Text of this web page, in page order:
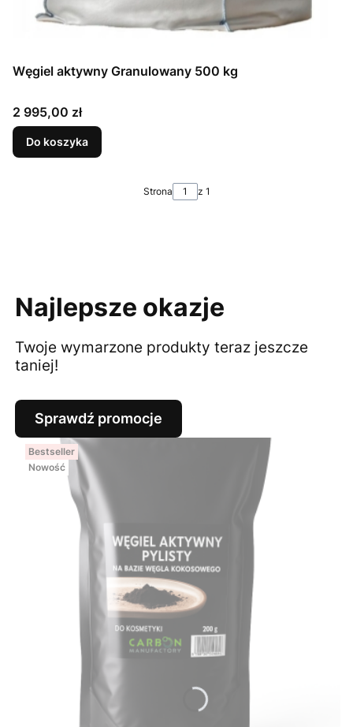
Węgiel aktywny Granulowany 500 kg
Cena
2 995,00 zł
Do koszyka
Strona z 1
Najlepsze okazje
Twoje wymarzone produkty teraz jeszcze
taniej!
Sprawdź promocje
Bestseller
Nowość